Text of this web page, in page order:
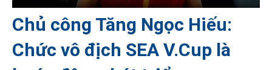
Chủ công Tăng Ngọc Hiếu:
Chức vô địch SEA V.Cup là